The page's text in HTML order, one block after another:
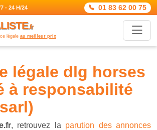
- 24 H/24 01 83 62 00 75
.fr
légale au meilleur prix
à responsabilité
, retrouvez la parution des annonces